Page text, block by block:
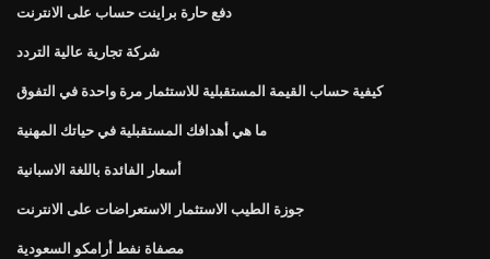
دفع حارة براينت حساب على الانترنت
شركة تجارية عالية التردد
كيفية حساب القيمة المستقبلية للاستثمار مرة واحدة في التفوق
ما هي أهدافك المستقبلية في حياتك المهنية
أسعار الفائدة باللغة الاسبانية
جوزة الطيب الاستثمار الاستعراضات على الانترنت
مصفاة نفط أرامكو السعودية